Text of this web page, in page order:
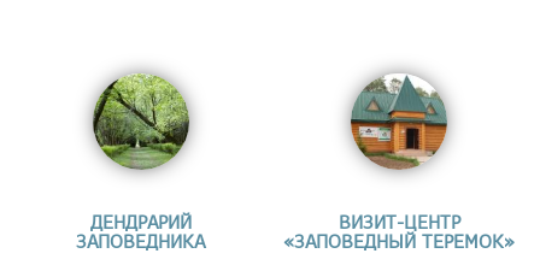
ДЕНДРАРИЙ
ЗАПОВЕДНИКА
ВИЗИТ-ЦЕНТР
«ЗАПОВЕДНЫЙ ТЕРЕМОК»